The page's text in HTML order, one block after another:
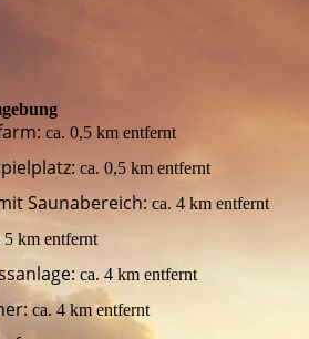
ca. 0,5 km entfernt
ca. 0,5 km entfernt
Saunabereich: ca. 4 km entfernt
5 km entfernt
ca. 4 km entfernt
ca. 4 km entfernt